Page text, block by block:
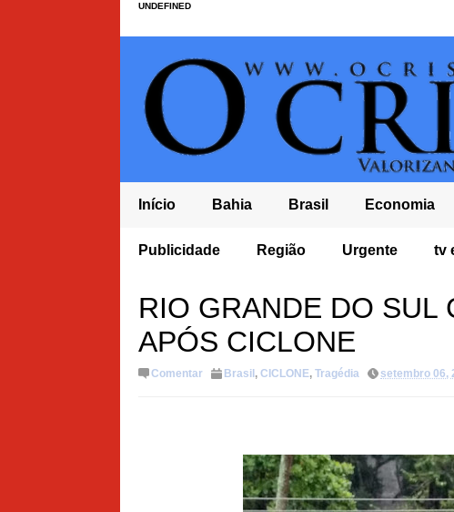
UNDEFINED
Início Bahia Brasil Economia
Publicidade Região Urgente tv
FICA EM ÚLTIMO LUGAR NOS ANOS FINAIS DO ENSINO FUNDAMENTAL NO BRASIL
RIO GRANDE DO SUL
APÓS CICLONE
Comentar Brasil , CICLONE, Tragédia setembro 06,